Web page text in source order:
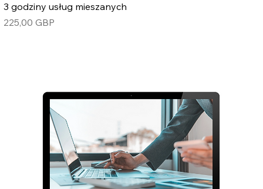
3 godziny usług mieszanych
Cena
225,00 GBP